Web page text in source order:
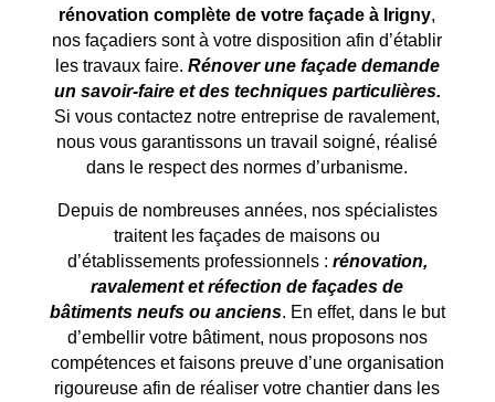
rénovation complète de votre façade à Irigny,
nos façadiers sont à votre disposition afin d’établir
les travaux faire. Rénover une façade demande
un savoir-faire et des techniques particulières.
Si vous contactez notre entreprise de ravalement,
nous vous garantissons un travail soigné, réalisé
dans le respect des normes d’urbanisme.
Depuis de nombreuses années, nos spécialistes
traitent les façades de maisons ou
d’établissements professionnels : rénovation,
ravalement et réfection de façades de
bâtiments neufs ou anciens. En effet, dans le but
d’embellir votre bâtiment, nous proposons nos
compétences et faisons preuve d’une organisation
rigoureuse afin de réaliser votre chantier dans les